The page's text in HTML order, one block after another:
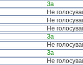
За
Не
Не
Не
За
Не
За
Не